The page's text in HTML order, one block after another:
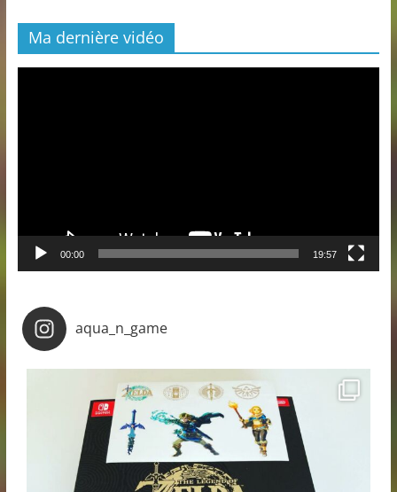
Ma dernière vidéo
00:00 19:57
aqua_n_game